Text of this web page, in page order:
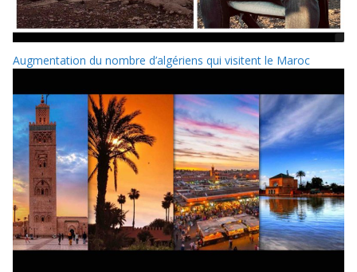
Augmentation du nombre d’algériens qui visitent le Maroc